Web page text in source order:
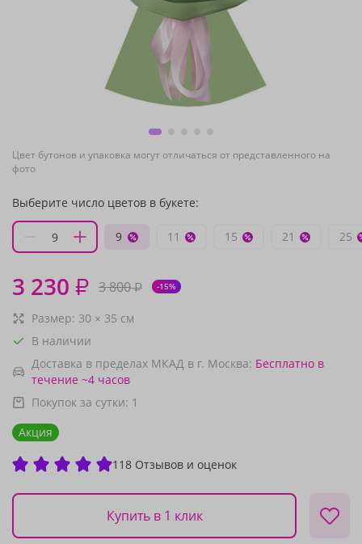
Цвет бутонов и упаковка могут отличаться от представленного на
фото
Выберите число цветов в букете:
9 11 15 21 25
3 230 ₽ 3 800₽ -15%
Размер: 30 × 35 см
В наличии
Доставка в пределах МКАД в г. Москва: Бесплатно в
течение ~4 часов
Покупок за сутки: 1
Акция
118 Отзывов и оценок
Купить в 1 клик